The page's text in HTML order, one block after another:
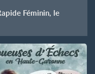
Féminin, le